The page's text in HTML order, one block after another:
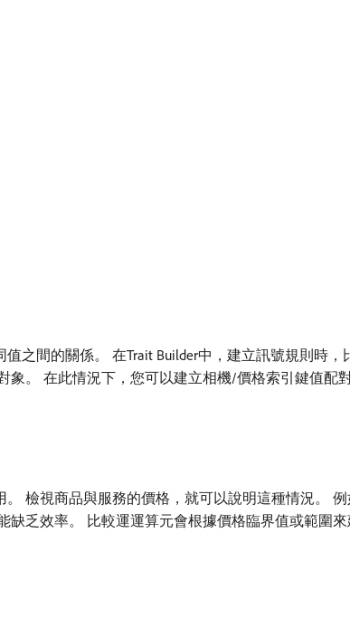
之間的關係。 在Trait Builder中，建立訊號規則時
。 在此情況下，您可以建立相機/價格索引鍵值配
檢視商品與服務的價格，就可以說明這種情況。
乏效率。 比較運運算元會根據價格臨界值或範圍來